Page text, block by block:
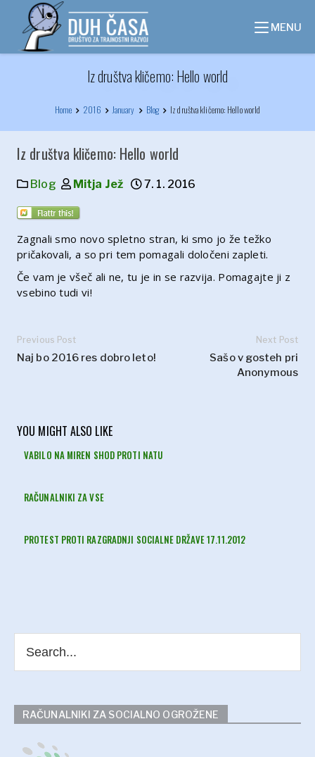
content
MENU
Iz društva kličemo: Hello world
Home 2016 January Blog Iz društva kličemo: Hello world
Iz društva kličemo: Hello world
Blog Mitja Jež 7. 1. 2016
Zagnali smo novo spletno stran, ki smo jo že težko
pričakovali, a so pri tem pomagali določeni zapleti.
Če vam je všeč ali ne, tu je in se razvija. Pomagajte ji z
vsebino tudi vi!
Previous Post
Naj bo 2016 res dobro leto!
Next Post
Sašo v gosteh pri
Anonymous
YOU MIGHT ALSO LIKE
VABILO NA MIREN SHOD PROTI NATU
RAČUNALNIKI ZA VSE
PROTEST PROTI RAZGRADNJI SOCIALNE DRŽAVE 17.11.2012
RAČUNALNIKI ZA SOCIALNO OGROŽENE